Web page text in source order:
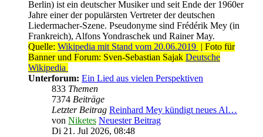
Berlin) ist ein deutscher Musiker und seit Ende der 1960er
Jahre einer der populärsten Vertreter der deutschen
Liedermacher-Szene. Pseudonyme sind Frédérik Mey (in
Frankreich), Alfons Yondraschek und Rainer May.
Quelle: Wikipedia mit Stand vom 20.06.2019 | Foto für
Banner und Forum: Sven-Sebastian Sajak Deutsche
Wikipedia
Unterforum: Ein Lied aus vielen Perspektiven
833 Themen
7374 Beiträge
Letzter Beitrag Reinhard Mey kündigt neues Al…
von Niketes Neuester Beitrag
Di 21. Jul 2026, 08:48